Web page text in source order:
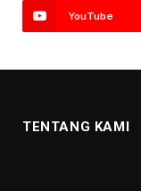
YouTube
TENTANG KAMI